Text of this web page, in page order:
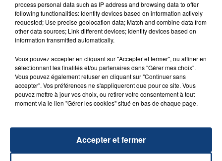
23 juillet 2026
INCENDIE MORTEL À LENS : UNE FEMME ET
SON BÉBÉ ENTRE LA VIE ET LA...
d'un liquide inflammable.
process personal data such as IP address and browsing data to offer
following functionalities: Identify devices based on information actively
requested; Use precise geolocation data; Match and combine data from
other data sources; Link different devices; Identify devices based on
information transmitted automatically.
Vous pouvez accepter en cliquant sur "Accepter et fermer", ou affiner en
sélectionnant les finalités et/ou partenaires dans "Gérer mes choix".
Vous pouvez également refuser en cliquant sur "Continuer sans
accepter". Vos préférences ne s'appliqueront que pour ce site. Vous
pouvez mettre à jour vos choix, ou retirer votre consentement à tout
moment via le lien "Gérer les cookies" situé en bas de chaque page.
Accepter et fermer